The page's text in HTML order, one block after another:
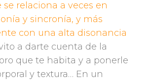
se relaciona a veces en
y sincronía, y más
con una alta disonancia
a darte cuenta de la
que te habita y a ponerle
y textura… En un